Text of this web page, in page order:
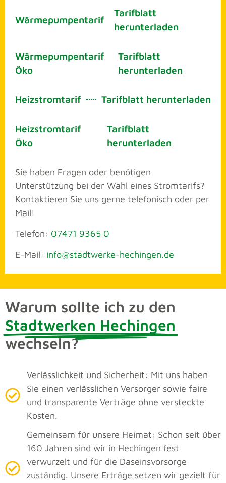
Wärmepumpentarif
Tarifblatt
herunterladen
Wärmepumpentarif
Öko
Tarifblatt
herunterladen
Heizstromtarif Tarifblatt herunterladen
Heizstromtarif
Öko
Tarifblatt
herunterladen
Sie haben Fragen oder benötigen
Unterstützung bei der Wahl eines Stromtarifs?
Kontaktieren Sie uns gerne telefonisch oder per
Mail!
Telefon: 07471 9365 0
E-Mail: info@stadtwerke-hechingen.de
Warum sollte ich zu den
Stadtwerken Hechingen
wechseln?
Verlässlichkeit und Sicherheit: Mit uns haben
Sie einen verlässlichen Versorger sowie faire
und transparente Verträge ohne versteckte
Kosten.
Gemeinsam für unsere Heimat: Schon seit über
160 Jahren sind wir in Hechingen fest
verwurzelt und für die Daseinsvorsorge
zuständig. Unsere Erträge setzen wir gezielt für